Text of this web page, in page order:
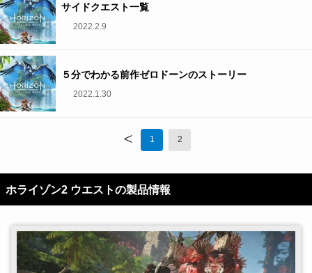
サイドクエスト一覧
2022.2.9
５分でわかる前作ゼロドーンのストーリー
2022.1.30
< 1 2
ホライゾン2 ウエストの製品情報